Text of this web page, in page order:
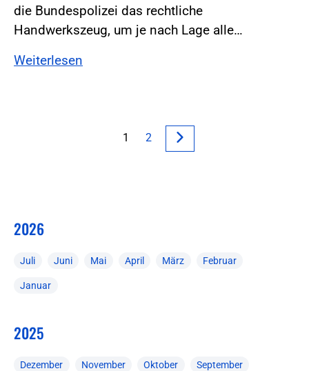
die Bundespolizei das rechtliche
Handwerkszeug, um je nach Lage alle…
Weiterlesen
1 2
2026
Juli Juni Mai April März Februar
Januar
2025
Dezember November Oktober September